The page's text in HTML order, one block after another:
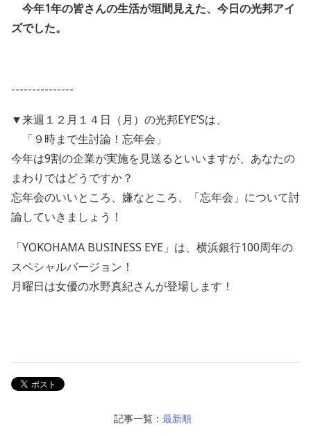
今年1年の皆さんの生活が垣間見えた、今日の光邦アイ
ズでした。
---------------
▼来週１２月１４日（月）の光邦EYE’Sは、
「９時まで生討論！忘年会」
今年は9割の企業が実施を見送るといいますが、あなたの
まわりではどうですか？
忘年会のいいところ、嫌なところ、「忘年会」について討
論していきましょう！
「YOKOHAMA BUSINESS EYE」は、横浜銀行100周年の
スペシャルバージョン！
月曜日は女優の水野真紀さんが登場します！
記事一覧： 最新順